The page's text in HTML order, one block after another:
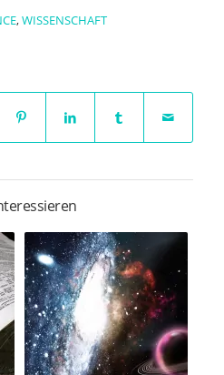
,WISSENSCHAFT